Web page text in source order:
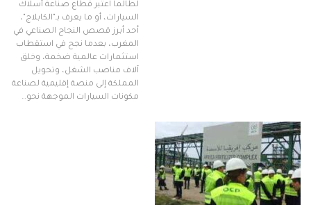
لطالما اعتُبر قطاع صناعة أسلاك
السيارات، أو ما يعرف بـ"الكابلاج"،
أحد أبرز قصص النجاح الصناعي في
المغرب، بعدما نجح في استقطاب
استثمارات عالمية ضخمة، وخلق
آلاف مناصب الشغل، وتحويل
المملكة إلى منصة إقليمية لصناعة
مكونات السيارات الموجهة نحو…